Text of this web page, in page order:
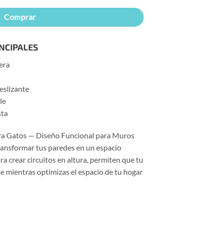
$210.000
Comprar
Gatos — Diseño Funcional para Muros
tus paredes en un espacio
crear circuitos en altura, permiten que tu
mientras optimizas el espacio de tu hogar